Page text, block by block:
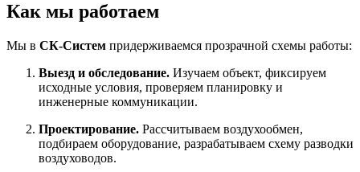
Как мы работаем
Мы в СК-Систем придерживаемся прозрачной схемы работы:
Выезд и обследование. Изучаем объект, фиксируем
исходные условия, проверяем планировку и
инженерные коммуникации.
Проектирование. Рассчитываем воздухообмен,
подбираем оборудование, разрабатываем схему разводки
воздуховодов.